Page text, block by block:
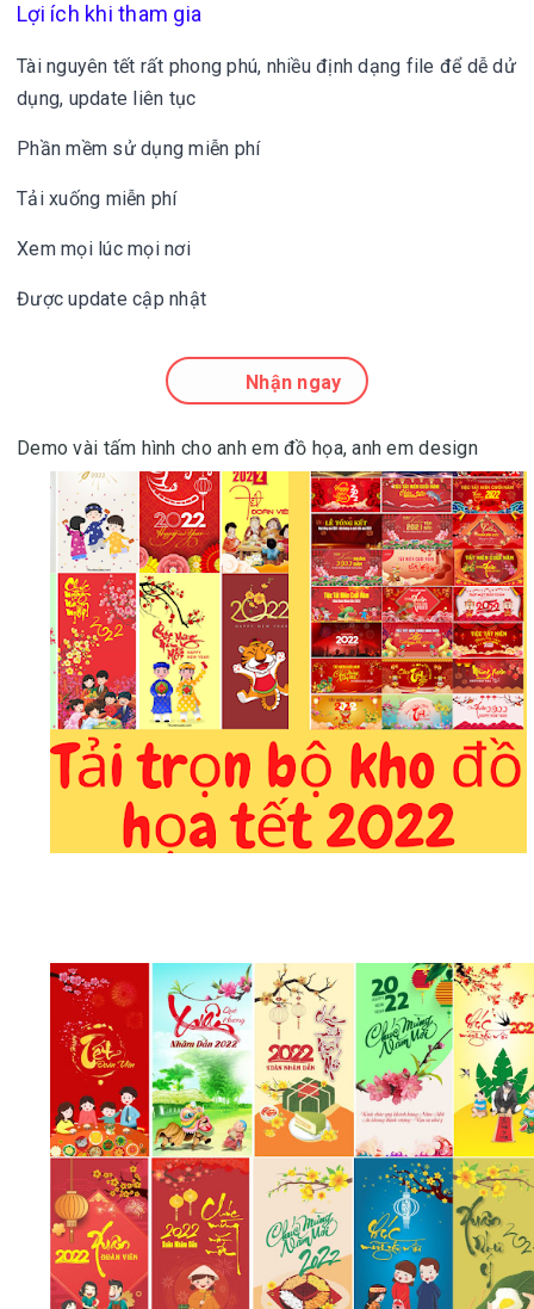
Lợi ích khi tham gia
Tài nguyên tết rất phong phú, nhiều định dạng file để dễ dử
dụng, update liên tục
Phần mềm sử dụng miễn phí
Tải xuống miễn phí
Xem mọi lúc mọi nơi
Được update cập nhật
Nhận ngay
Demo vài tấm hình cho anh em đồ họa, anh em design